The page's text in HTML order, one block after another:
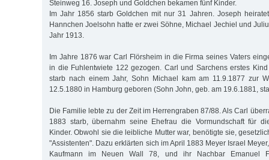
Steinweg 16. Joseph und Goldchen bekamen fünf Kinder.
Im Jahr 1856 starb Goldchen mit nur 31 Jahren. Joseph
Hannchen Joelsohn hatte er zwei Söhne, Michael Jechiel und
Jahr 1913.
Im Jahre 1876 war Carl Flörsheim in die Firma seines Vaters
in die Fuhlentwiete 122 gezogen. Carl und Sarchens erstes
starb nach einem Jahr, Sohn Michael kam am 11.9.1877 zur
12.5.1880 in Hamburg geboren (Sohn John, geb. am 19.6.1881,
Die Familie lebte zu der Zeit im Herrengraben 87/88. Als Carl
1883 starb, übernahm seine Ehefrau die Vormundschaft für
Kinder. Obwohl sie die leibliche Mutter war, benötigte sie,
"Assistenten". Dazu erklärten sich im April 1883 Meyer Israel
Kaufmann im Neuen Wall 78, und ihr Nachbar Emanuel